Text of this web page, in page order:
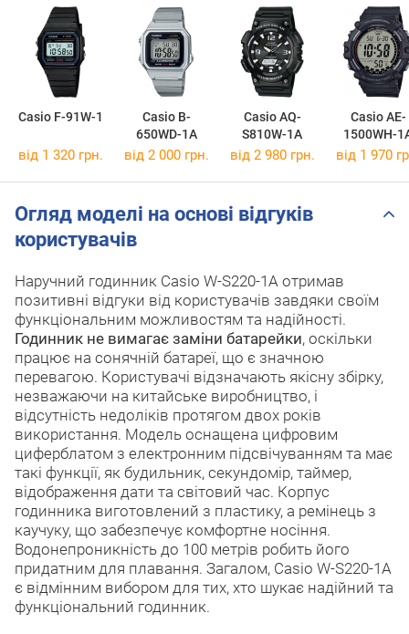
Casio F-91W-1
Casio B-
650WD-1A
Casio AQ-
S810W-1A
Casio AE-
1500WH-
від 1 320 грн. від 2 000 грн. від 2 980 грн. від 1 970
Огляд моделі на основі відгуків
користувачів
Наручний годинник Casio W-S220-1A отримав
позитивні відгуки від користувачів завдяки своїм
функціональним можливостям та надійності.
Годинник не вимагає заміни батарейки, оскільки
працює на сонячній батареї, що є значною
перевагою. Користувачі відзначають якісну збірку,
незважаючи на китайське виробництво, і
відсутність недоліків протягом двох років
використання. Модель оснащена цифровим
циферблатом з електронним підсвічуванням та має
такі функції, як будильник, секундомір, таймер,
відображення дати та світовий час. Корпус
годинника виготовлений з пластику, а ремінець з
каучуку, що забезпечує комфортне носіння.
Водонепроникність до 100 метрів робить його
придатним для плавання. Загалом, Casio W-S220-1A
є відмінним вибором для тих, хто шукає надійний та
функціональний годинник.